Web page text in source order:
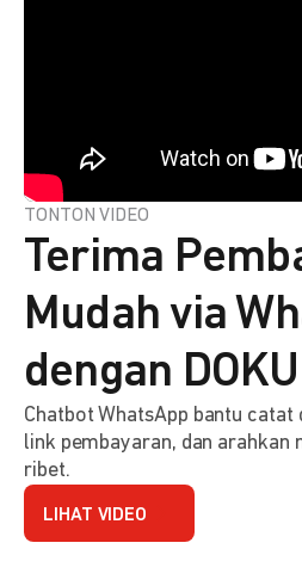
TONTON VIDEO
Terima
Mudah via
dengan
Chatbot WhatsApp bantu catat
link pembayaran, dan arahkan
ribet.
LIHAT VIDEO